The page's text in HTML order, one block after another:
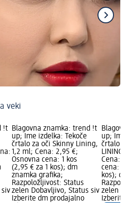
veki
!t
siv
Blagovna znamka: trend !t
up; Ime izdelka: Tekoče
črtalo za oči Skinny Lining,
1,2 ml; Cena: 2,95 €;
Osnovna cena: 1 kos
(2,95 € za 1 kos); dm
znamka grafika;
Razpoložljivost: Status
zelen Dobavljivo, Status siv
Izberite dm prodajalno
up; Ime
črtalo
LINING,
Cena:
cena: 1
kos);
zelen
Izberite